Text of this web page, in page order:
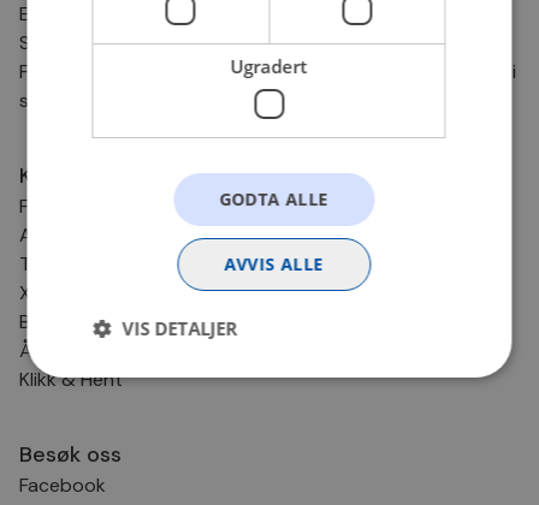
E-post:
nettbutikk@bilxtra.no
Sporingsnummer sender vi deg på SMS.
For andre henvendelser kontakt oss gjerne på e-post. Vi
svarer så fort vi kan!
Kundesenter
Frakt og levering
Angrerett og retur
Tips & Råd
Xtra-service
BilXtra Kundeklubb
Åpenhetsloven
Klikk & Hent
Besøk oss
Facebook
Ugradert
GODTA ALLE
AVVIS ALLE
VIS DETALJER
Markedsføring